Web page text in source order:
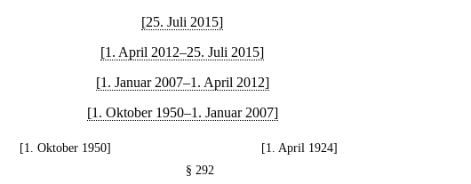
[25. Juli 2015]
[1. April 2012–25. Juli 2015]
[1. Januar 2007–1. April 2012]
[1. Oktober 1950–1. Januar 2007]
[1. Oktober 1950]
[1. April 1924]
§ 292